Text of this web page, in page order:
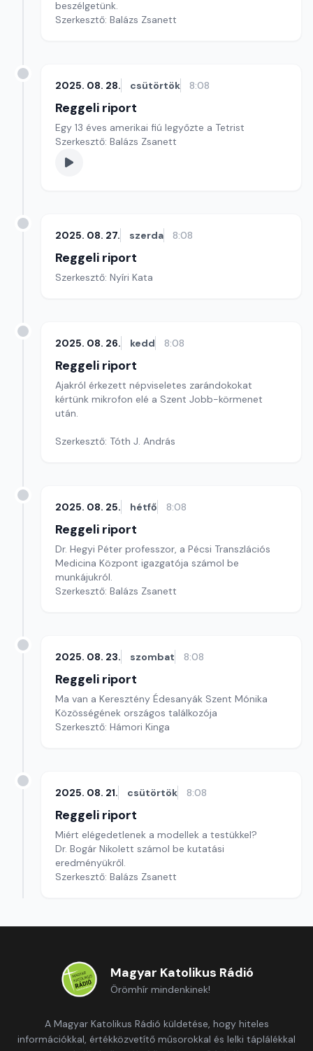
beszélgetünk.
Szerkesztő: Balázs Zsanett
2025. 08. 28. csütörtök 8:08
Reggeli riport
Egy 13 éves amerikai fiú legyőzte a Tetrist
Szerkesztő: Balázs Zsanett
2025. 08. 27. szerda 8:08
Reggeli riport
Szerkesztő: Nyíri Kata
2025. 08. 26. kedd 8:08
Reggeli riport
Ajakról érkezett népviseletes zarándokokat
kértünk mikrofon elé a Szent Jobb-körmenet
után.
Szerkesztő: Tóth J. András
2025. 08. 25. hétfő 8:08
Reggeli riport
Dr. Hegyi Péter professzor, a Pécsi Transzlációs
Medicina Központ igazgatója számol be
munkájukról.
Szerkesztő: Balázs Zsanett
2025. 08. 23. szombat 8:08
Reggeli riport
Ma van a Keresztény Édesanyák Szent Mónika
Közösségének országos találkozója
Szerkesztő: Hámori Kinga
2025. 08. 21. csütörtök 8:08
Reggeli riport
Miért elégedetlenek a modellek a testükkel?
Dr. Bogár Nikolett számol be kutatási
eredményükről.
Szerkesztő: Balázs Zsanett
Magyar Katolikus Rádió
Örömhír mindenkinek!
A Magyar Katolikus Rádió küldetése, hogy hiteles
információkkal, értékközvetítő műsorokkal és lelki táplálékkal